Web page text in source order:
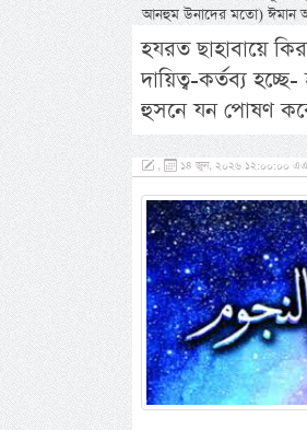
আনহুম উনাদের মতো) ঈমান
হযরত ছাহাবায়ে
দায়িত্ব-কর্তব্য
হুসনে যন পোষণ
, ১৪ জুন, ২০২৬ ১২:০০:০০